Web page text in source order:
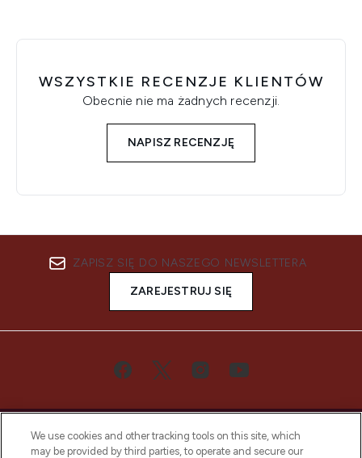
WSZYSTKIE RECENZJE KLIENTÓW
Obecnie nie ma żadnych recenzji.
NAPISZ RECENZJĘ
ZAPISZ SIĘ DO NASZEGO NEWSLETTERA
ZAREJESTRUJ SIĘ
We use cookies and other tracking tools on this site, which
may be provided by third parties, to operate and secure our